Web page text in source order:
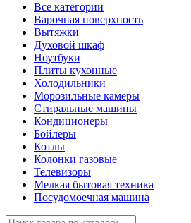
Все категории
Варочная поверхность
Вытяжки
Духовой шкаф
Ноутбуки
Плиты кухонные
Холодильники
Морозильные камеры
Стиральные машины
Кондиционеры
Бойлеры
Котлы
Колонки газовые
Телевизоры
Мелкая бытовая техника
Посудомоечная машина